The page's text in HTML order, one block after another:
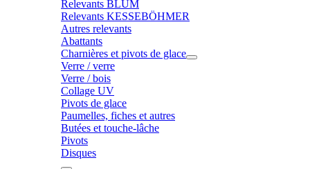
Relevants BLUM
Relevants KESSEBÖHMER
Autres relevants
Abattants
Charnières et pivots de glace
Verre / verre
Verre / bois
Collage UV
Pivots de glace
Paumelles, fiches et autres
Butées et touche-lâche
Pivots
Disques